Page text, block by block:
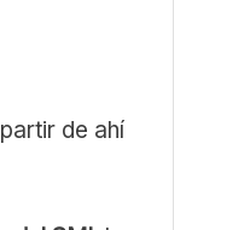
de ahí